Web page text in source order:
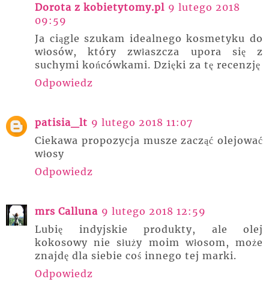
Dorota z kobietytomy.pl 9 lutego 2018
09:59
Ja ciągle szukam idealnego kosmetyku do
włosów, który zwłaszcza upora się z
suchymi końcówkami. Dzięki za tę recenzję
Odpowiedz
patisia_lt 9 lutego 2018 11:07
Ciekawa propozycja musze zacząć olejować
włosy
Odpowiedz
mrs Calluna 9 lutego 2018 12:59
Lubię indyjskie produkty, ale olej
kokosowy nie służy moim włosom, może
znajdę dla siebie coś innego tej marki.
Odpowiedz